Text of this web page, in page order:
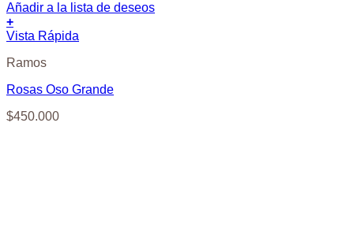
Añadir a la lista de deseos
+
Vista Rápida
Ramos
Rosas Oso Grande
$450.000